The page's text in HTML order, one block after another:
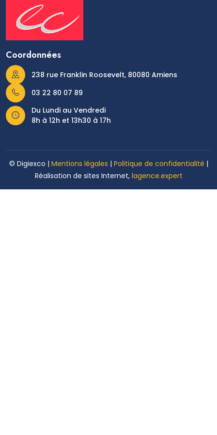
Coordonnées
238 rue Franklin Roosevelt, 80080 Amiens
03 22 80 07 89
Du Lundi au Vendredi
8h à 12h et 13h30 à 17h
© Digiexco | Mentions légales | Politique de confidentialité |
Réalisation de sites Internet, lagence.expert